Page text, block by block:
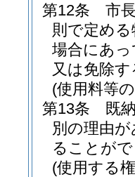
第12条
市
則で定め
場合にあ
又は免除
(使用料等
第13条
既
別の理由
ることが
(使用する